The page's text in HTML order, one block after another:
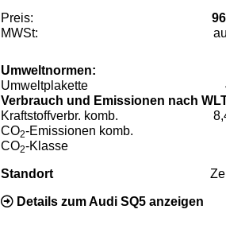
Preis:
MWSt:
Umweltnormen:
Umweltplakette
Verbrauch und Emissionen nach
Kraftstoffverbr. komb.
CO2-Emissionen komb.
CO2-Klasse
Standort
Details zum Audi SQ5 anzeigen